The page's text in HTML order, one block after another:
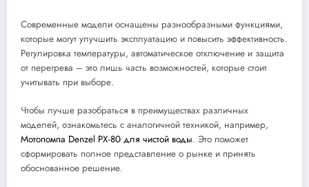
Современные модели оснащены разнообразными функциями,
которые могут улучшить эксплуатацию и повысить эффективность.
Регулировка температуры, автоматическое отключение и защита
от перегрева – это лишь часть возможностей, которые стоит
учитывать при выборе.
Чтобы лучше разобраться в преимуществах различных
моделей, ознакомьтесь с аналогичной техникой, например,
Мотопомпа Denzel PX-80 для чистой воды. Это поможет
сформировать полное представление о рынке и принять
обоснованное решение.